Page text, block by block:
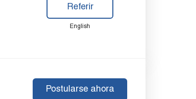
Referir
English
Postularse ahora